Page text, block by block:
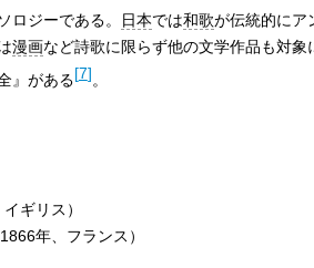
ロジーである。 日本では和歌が伝統的にア
漫画など詩歌に限らず他の文学作品も対象
』がある[7]。
ギリス）
年、フランス）